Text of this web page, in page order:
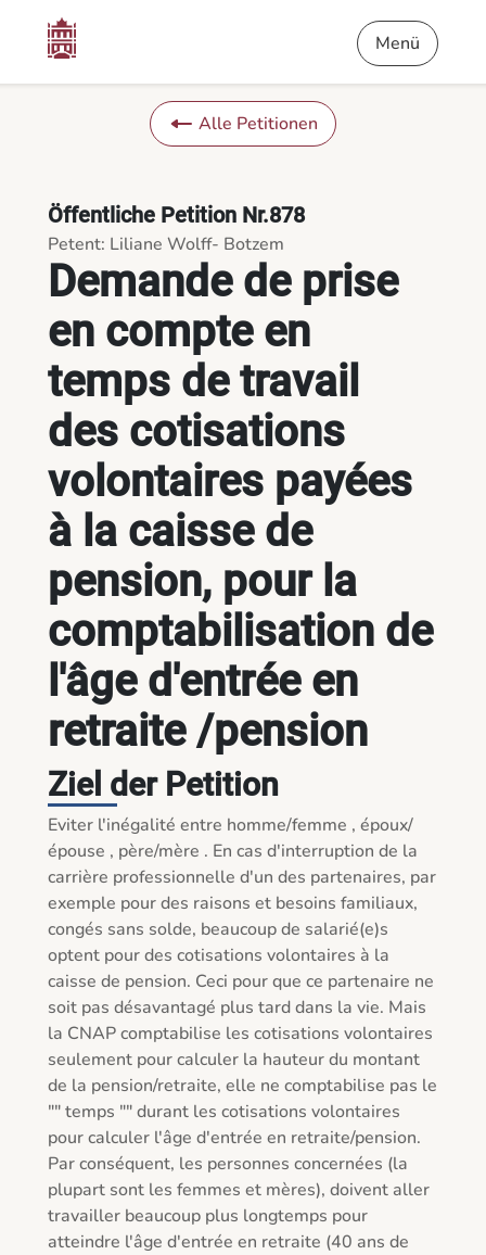
Demande de prise en compte en temps de travail des
Menü
Alle Petitionen
Demande de prise
en compte en
temps de travail
des cotisations
volontaires payées
à la caisse de
pension, pour la
comptabilisation de
l'âge d'entrée en
retraite /pension
Öffentliche Petition Nr.878
Petent: Liliane Wolff- Botzem
Ziel der Petition
Eviter l'inégalité entre homme/femme , époux/
épouse , père/mère . En cas d'interruption de la
carrière professionnelle d'un des partenaires, par
exemple pour des raisons et besoins familiaux,
congés sans solde, beaucoup de salarié(e)s
optent pour des cotisations volontaires à la
caisse de pension. Ceci pour que ce partenaire ne
soit pas désavantagé plus tard dans la vie. Mais
la CNAP comptabilise les cotisations volontaires
seulement pour calculer la hauteur du montant
de la pension/retraite, elle ne comptabilise pas le
"" temps "" durant les cotisations volontaires
pour calculer l'âge d'entrée en retraite/pension.
Par conséquent, les personnes concernées (la
plupart sont les femmes et mères), doivent aller
travailler beaucoup plus longtemps pour
atteindre l'âge d'entrée en retraite (40 ans de